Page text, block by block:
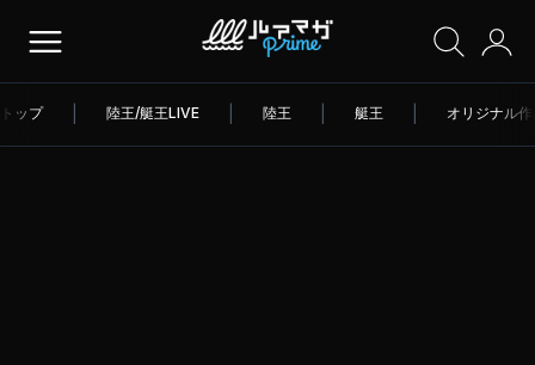
トップ 陸王/艇王LIVE 陸王 艇王 オリジナル